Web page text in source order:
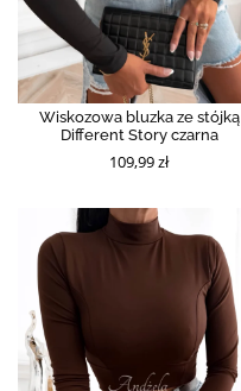
Wiskozowa bluzka ze stójką
Different Story czarna
109,99 zł